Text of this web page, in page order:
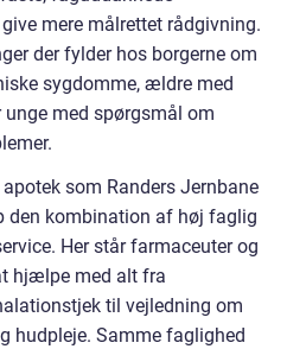
mere målrettet rådgivning.
der fylder hos borgerne om
sygdomme, ældre med
med spørgsmål om
som Randers Jernbane
den kombination af høj faglig
Her står farmaceuter og
hjælpe med alt fra
til vejledning om
hudpleje. Samme faglighed